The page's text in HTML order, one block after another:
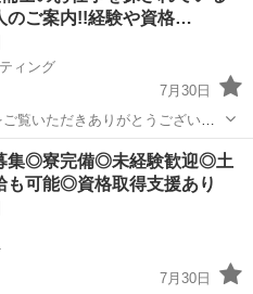
のご案内!!経験や資格…
ィング
7月30日
覧いただきありがとうございま
取り扱っておりご希望条件やご状
内いたします!! 応募前に相談だ
士
集◎寮完備◎未経験歓迎◎土
も可能◎資格取得支援あり
7月30日